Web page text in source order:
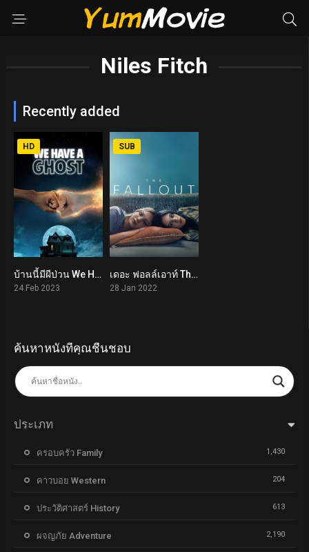
Niles Fitch
Recently added
6.1
HD
บ้านนี้มีผีป่วน We Have a Ghost (2023)
24 Feb 2023
7.2
SUB
เดอะ ฟอลล์เอาท์ The Fallout (2022)
28 Jan 2022
ค้นหาหนังที่คุณชื่นชอบ
ประเภท
ครอบครัว Family 1,430
คาวบอย Western 204
ประวัติศาสตร์ History 613
ผจญภัย Adventure 2,190